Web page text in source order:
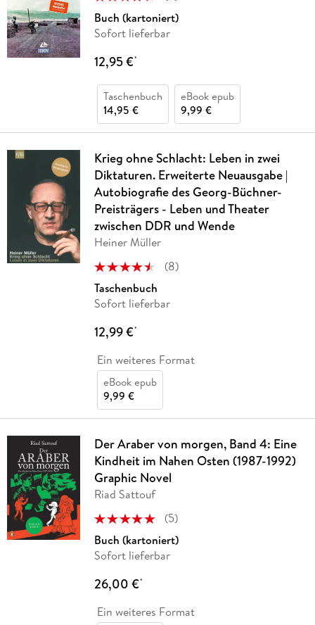
Buch (kartoniert)
Sofort lieferbar
12,95 €*
Taschenbuch
14,95 €
eBook epub
9,99 €
Krieg ohne Schlacht: Leben in zwei
Diktaturen. Erweiterte Neuausgabe |
Autobiografie des Georg-Büchner-
Preisträgers - Leben und Theater
zwischen DDR und Wende
Heiner Müller
(8)
Taschenbuch
Sofort lieferbar
12,99 €*
Ein weiteres Format
eBook epub
9,99 €
Der Araber von morgen, Band 4: Eine
Kindheit im Nahen Osten (1987-1992)
Graphic Novel
Riad Sattouf
(5)
Buch (kartoniert)
Sofort lieferbar
26,00 €*
Ein weiteres Format